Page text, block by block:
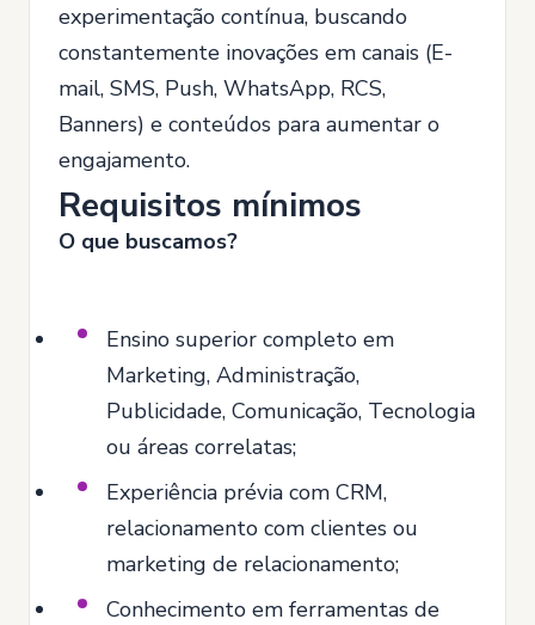
experimentação contínua, buscando
constantemente inovações em canais (E-
mail, SMS, Push, WhatsApp, RCS,
Banners) e conteúdos para aumentar o
engajamento.
Requisitos mínimos
O que buscamos?
Ensino superior completo em
Marketing, Administração,
Publicidade, Comunicação, Tecnologia
ou áreas correlatas;
Experiência prévia com CRM,
relacionamento com clientes ou
marketing de relacionamento;
Conhecimento em ferramentas de